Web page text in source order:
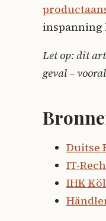
inspanning
Let op: dit
geval –
Duitse
IT-
IHK